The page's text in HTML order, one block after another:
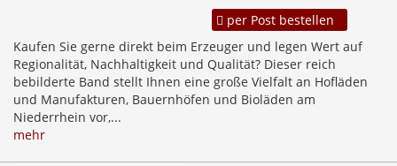
per Post bestellen
Kaufen Sie gerne direkt beim Erzeuger und legen Wert auf
Regionalität, Nachhaltigkeit und Qualität? Dieser reich
bebilderte Band stellt Ihnen eine große Vielfalt an Hofläden
und Manufakturen, Bauernhöfen und Bioläden am
Niederrhein vor,...
mehr